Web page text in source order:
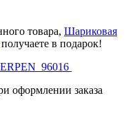
товара, Шариковая
получаете в подарок!
оформлении заказа